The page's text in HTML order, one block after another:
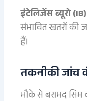
इंटेलिजेंस ब्यूरो
संभावित खतरों की
हैं।
तकनीकी जांच
मौके से बरामद सिम